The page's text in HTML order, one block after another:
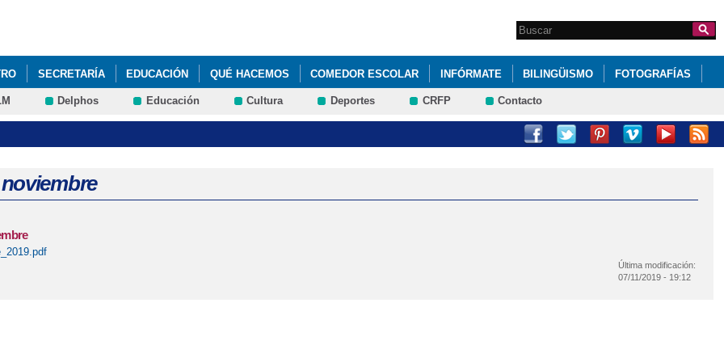
Formulario de
búsqueda
Search this site
SECRETARÍA EDUCACIÓN QUÉ HACEMOS COMEDOR ESCOLAR INFÓRMATE BILINGÜISMO FOTOGRAFÍAS
Y LIBROS DE TEXTO. MANUAL DE RECLAMACIONES.
Y LIBROS DE TEXTO. SOLICITUDES CONCEDIDAS
Y LIBROS DE TEXTO. SOLICITUDES DENEGADAS.
Delphos Educación Cultura Deportes CRFP Contacto
Última modificación:
07/11/2019 - 19:12